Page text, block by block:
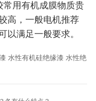
常用有机成膜物质贵
高，一般电机推荐
以满足一般要求。
水性有机硅绝缘漆 水性绝